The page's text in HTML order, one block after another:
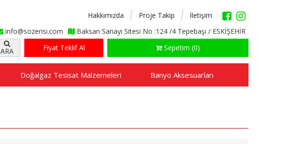
Hakkımızda Proje Takip
İletişim
info@sozerisi.com Baksan Sanayi Sitesi No :124 /4 Tepebaşı / ESKİŞEHİR
ARA Fiyat Teklif Al Sepetim (0)
Doğalgaz Tesisat Malzemeleri Banyo Aksesuarları